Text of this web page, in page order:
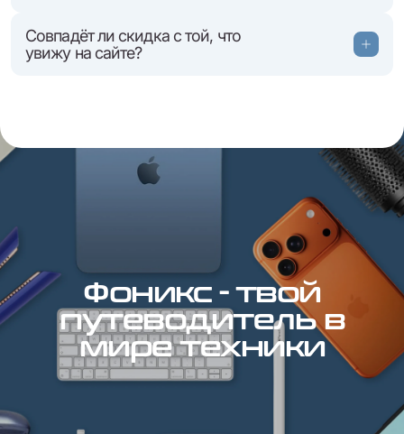
Совпадёт ли скидка с той, что
увижу на сайте?
Фоникс - твой
путеводитель в
мире техники